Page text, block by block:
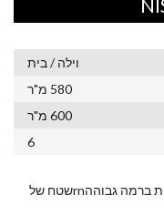
וילה / בית
580 מ"ר
600 מ"ר
6
למכירה בהרצליה פיתוח במיקום מעולה rnבית ברמה גבוההrnשטח של